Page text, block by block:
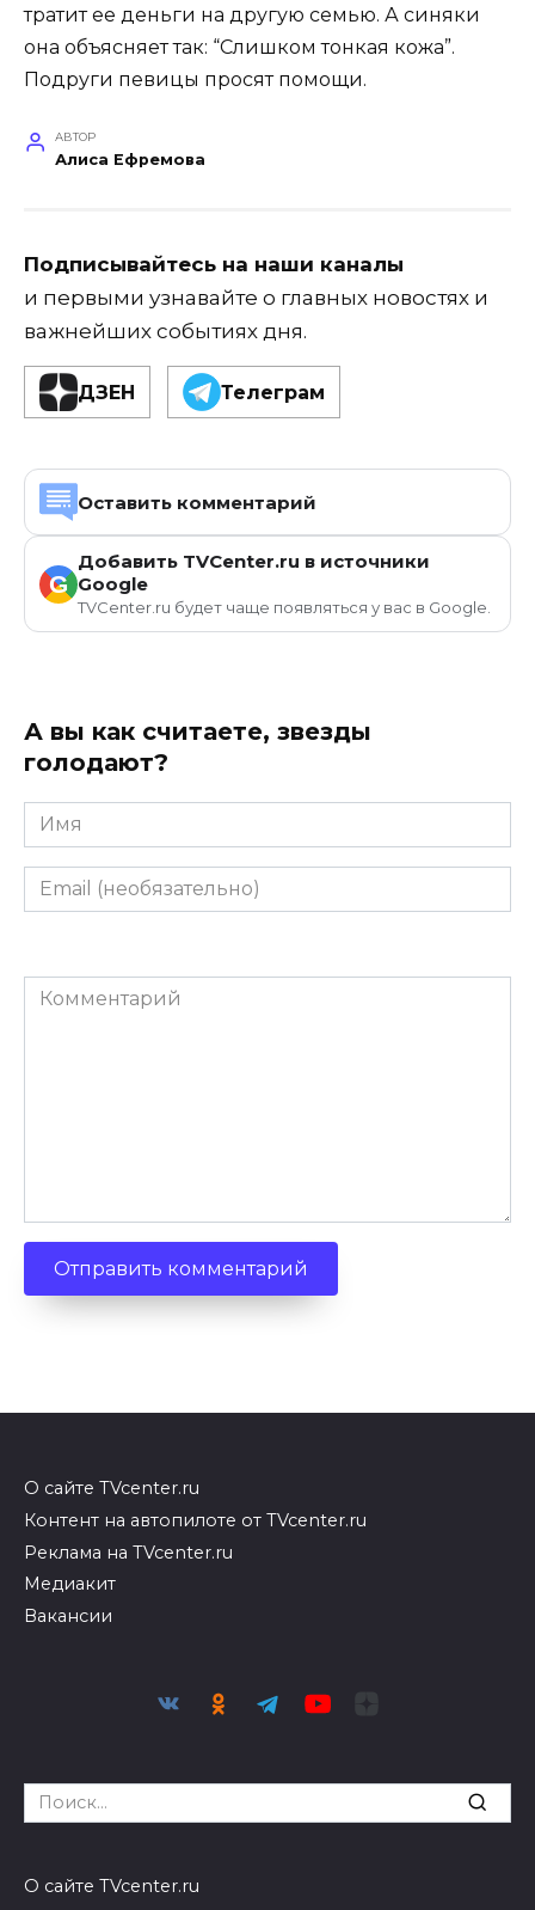
тратит ее деньги на другую семью. А синяки
она объясняет так: “Слишком тонкая кожа”.
Подруги певицы просят помощи.
АВТОР
Алиса Ефремова
Подписывайтесь на наши каналы
и первыми узнавайте о главных новостях и
важнейших событиях дня.
ДЗЕН Телеграм
Оставить комментарий
G
Добавить TVCenter.ru в источники
Google
TVCenter.ru будет чаще появляться у вас в Google.
А вы как считаете, звезды
голодают?
Имя
Email
(необязательно)
Комментарий
О сайте TVcenter.ru
Контент на автопилоте от TVcenter.ru
Реклама на TVcenter.ru
Медиакит
Вакансии
Search
for:
О сайте TVcenter.ru